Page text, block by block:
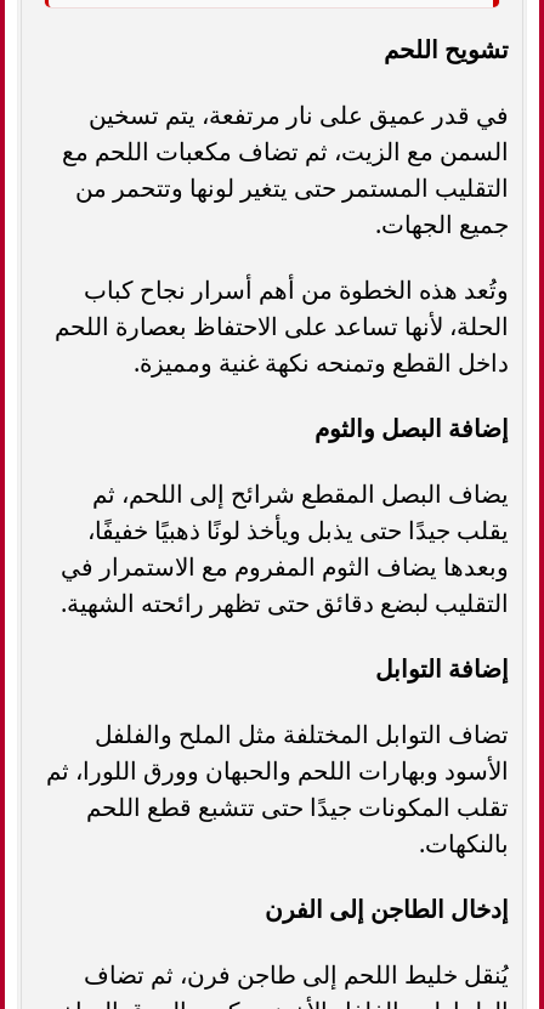
تشويح اللحم
في قدر عميق على نار مرتفعة، يتم تسخين
السمن مع الزيت، ثم تضاف مكعبات اللحم مع
التقليب المستمر حتى يتغير لونها وتتحمر من
جميع الجهات.
وتُعد هذه الخطوة من أهم أسرار نجاح كباب
الحلة، لأنها تساعد على الاحتفاظ بعصارة اللحم
داخل القطع وتمنحه نكهة غنية ومميزة.
إضافة البصل والثوم
يضاف البصل المقطع شرائح إلى اللحم، ثم
يقلب جيدًا حتى يذبل ويأخذ لونًا ذهبيًا خفيفًا،
وبعدها يضاف الثوم المفروم مع الاستمرار في
التقليب لبضع دقائق حتى تظهر رائحته الشهية.
إضافة التوابل
تضاف التوابل المختلفة مثل الملح والفلفل
الأسود وبهارات اللحم والحبهان وورق اللورا، ثم
تقلب المكونات جيدًا حتى تتشبع قطع اللحم
بالنكهات.
إدخال الطاجن إلى الفرن
يُنقل خليط اللحم إلى طاجن فرن، ثم تضاف